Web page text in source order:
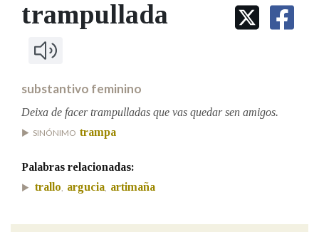
IDENTIDADE CORPORATIVA
MARCIAL DEL ADALID
FIGURAS HOMENAXEADAS
PORTAL DAS PALABRAS
Facebook
TwitterYoutubeInstagramBluesky
BUSCAR NOS LEMAS
Comeza por
trampullada
substantivo feminino
Deixa de facer trampulladas que vas quedar sen amigos.
SINÓNIMO trampa
Palabras relacionadas:
trallo, argucia, artimaña